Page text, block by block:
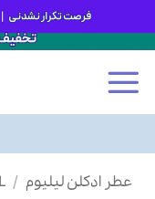
عطر ادکلن لیلیوم /